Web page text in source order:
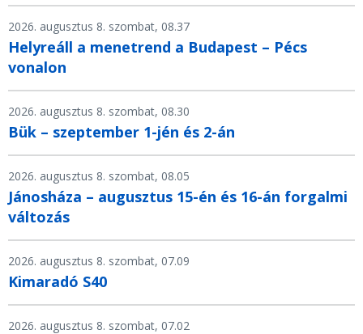
2026. augusztus 8. szombat, 08.37
Helyreáll a menetrend a Budapest – Pécs
vonalon
2026. augusztus 8. szombat, 08.30
Bük – szeptember 1-jén és 2-án
2026. augusztus 8. szombat, 08.05
Jánosháza – augusztus 15-én és 16-án forgalmi
változás
2026. augusztus 8. szombat, 07.09
Kimaradó S40
2026. augusztus 8. szombat, 07.02